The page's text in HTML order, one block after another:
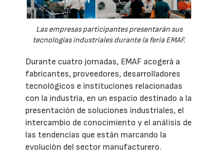
Las empresas participantes presentarán sus
tecnologías industriales durante la feria EMAF.
Durante cuatro jornadas, EMAF acogerá a
fabricantes, proveedores, desarrolladores
tecnológicos e instituciones relacionadas
con la industria, en un espacio destinado a la
presentación de soluciones industriales, el
intercambio de conocimiento y el análisis de
las tendencias que están marcando la
evolución del sector manufacturero.